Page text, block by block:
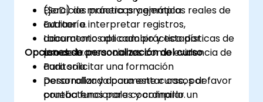
(SoD) de manera pragmática.
Extraer e interpretar registros,
documentos de cambio y estadísticas de
uso de transacciones como evidencia de
auditoría.
Desarrollar y documentar casos de
prueba funcionales y compilar un
Ejercicios prácticos y ejemplos reales de
auditoría.
Laboratorio aplicado práctico por
proceso.
Opciones de personalización del curso
Para solicitar una formación
personalizada para este curso, por favor
contáctenos para coordinarlo.